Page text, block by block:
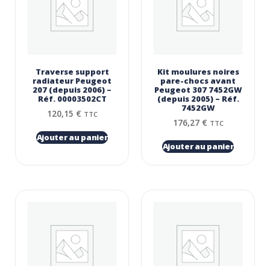
Traverse support
radiateur Peugeot
207 (depuis 2006) –
Réf. 00003502CT
120,15 € TTC
Ajouter au panier
Kit moulures noires
pare-chocs avant
Peugeot 307 7452GW
(depuis 2005) – Réf.
7452GW
176,27 € TTC
Ajouter au panier